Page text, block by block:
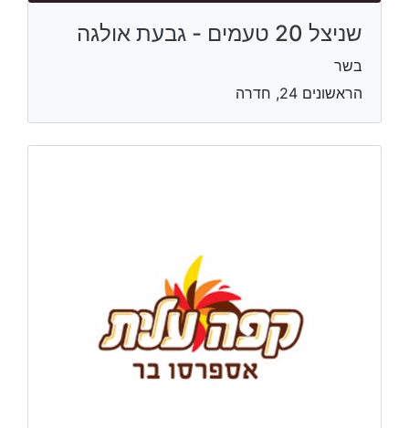
שניצל 20 טעמים - גבעת אולגה
בשר
הראשונים 24, חדרה